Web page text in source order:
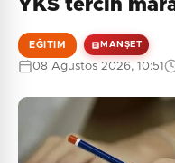
YKS tercih
EĞITIM MANŞET
08 Ağustos 2026, 10:51